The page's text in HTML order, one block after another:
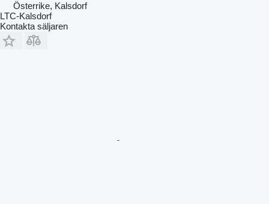
Österrike, Kalsdorf
LTC-Kalsdorf
Kontakta säljaren